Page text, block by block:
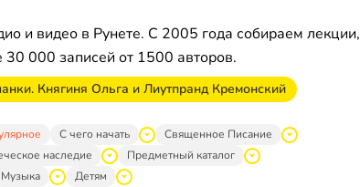
и видео в Рунете. С 2005 года собираем лекции,
000 записей от 1500 авторов.
Княгиня Ольга и Лиутпранд Кремонский
С чего начать
Священное Писание
наследие
Предметный каталог
Музыка Детям